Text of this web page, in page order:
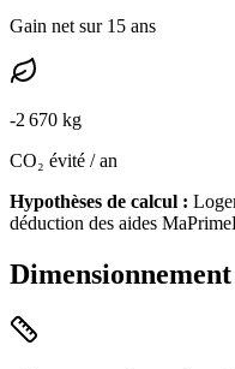
Gain net sur 15 ans
-2 670 kg
CO₂ évité / an
Hypothèses de calcul :
déduction des aides